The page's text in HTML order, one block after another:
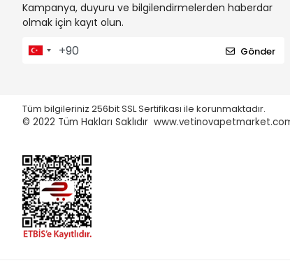
Kampanya, duyuru ve bilgilendirmelerden haberdar
olmak için kayıt olun.
Gönder
Tüm bilgileriniz 256bit SSL Sertifikası ile korunmaktadır.
© 2022 Tüm Hakları Saklıdır